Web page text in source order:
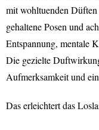
mit wohltuenden
gehaltene Posen und
Entspannung, mentale
Die gezielte
Aufmerksamkeit und
Das erleichtert das